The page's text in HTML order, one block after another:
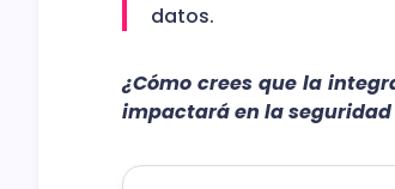
datos.
¿Cómo crees que la
impactará en la